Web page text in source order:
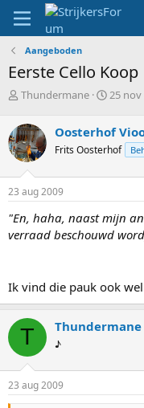
Aangeboden
Eerste Cello Koop
T
p
i
c
s
t
a
t
e
Thundermane
S
r
t
a
m
25 nov
Oosterhof
Frits Oosterhof
23 aug 2009
"En, haha, naast mijn
verraad beschouwd
Ik vind die pauk ook
T Thundermane
♪
23 aug 2009